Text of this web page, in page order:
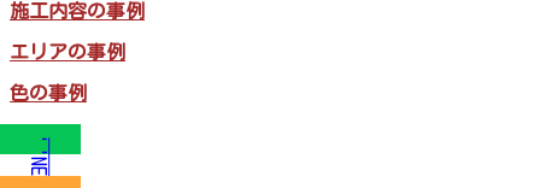
施工内容の事例
エリアの事例
色の事例
LINE